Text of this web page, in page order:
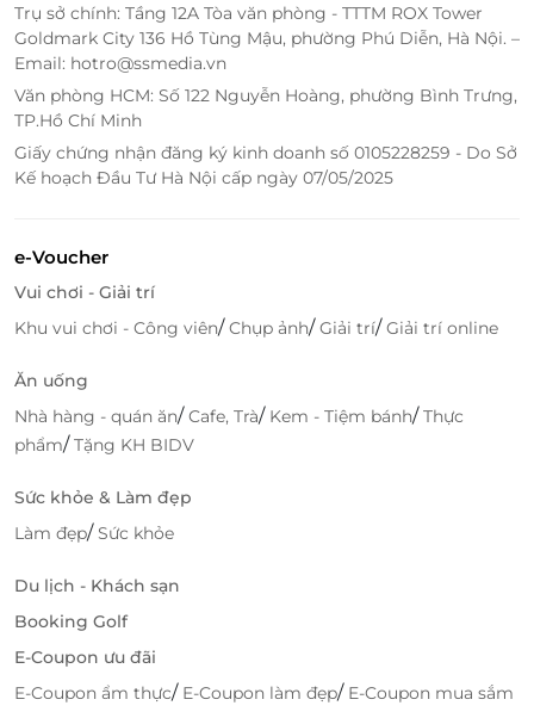
Trụ sở chính: Tầng 12A Tòa văn phòng - TTTM ROX Tower
Goldmark City 136 Hồ Tùng Mậu, phường Phú Diễn, Hà Nội. –
Email: hotro@ssmedia.vn
Văn phòng HCM: Số 122 Nguyễn Hoàng, phường Bình Trưng,
TP.Hồ Chí Minh
Giấy chứng nhận đăng ký kinh doanh số 0105228259 - Do Sở
Kế hoạch Đầu Tư Hà Nội cấp ngày 07/05/2025
e-Voucher
Vui chơi - Giải trí
Khu vui chơi - Công viên/Chụp ảnh/Giải trí/Giải trí online
Ăn uống
Nhà hàng - quán ăn/Cafe, Trà/ Kem - Tiệm bánh/Thực
phẩm/Tặng KH BIDV
Sức khỏe & Làm đẹp
Làm đẹp/Sức khỏe
Du lịch - Khách sạn
Booking Golf
E-Coupon ưu đãi
E-Coupon ẩm thực/ E-Coupon làm đẹp/ E-Coupon mua sắm